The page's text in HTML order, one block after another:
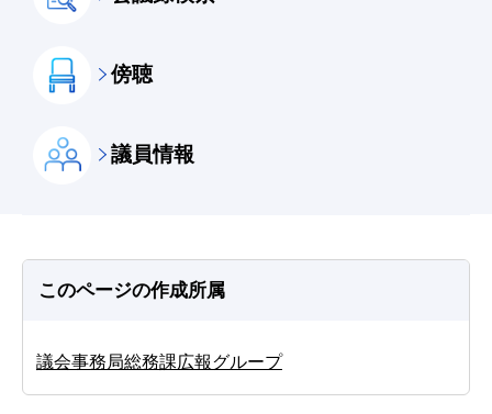
傍聴
議員情報
このページの作成所属
議会事務局総務課広報グループ